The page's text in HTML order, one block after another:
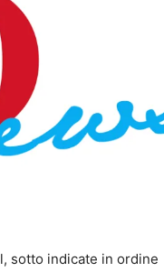
sotto indicate in ordine